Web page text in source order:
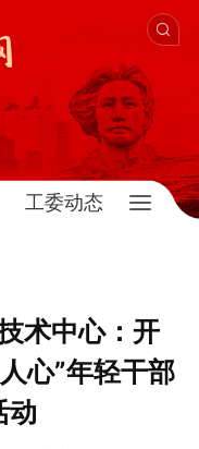
工委动态
术中心：开
心”年轻干部
动